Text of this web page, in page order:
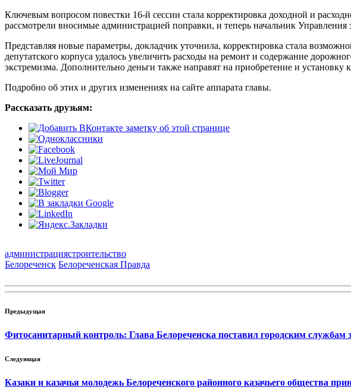
Ключевым вопросом повестки 16-й сессии стала корректировка доходной и
рассмотрели вносимые администрацией поправки, и теперь начальник
Представляя новые параметры, докладчик уточнила, корректировка стала
депутатского корпуса удалось увеличить расходы на ремонт и содержание
экстремизма. Дополнительно деньги также направят на приобретение и
Подробно об этих и других изменениях на сайте аппарата главы.
Рассказать друзьям:
администрациястроительство
Белореченск Белореченская Правда
Предыдущая
Фитосанитарный контроль: Глава Белореченска поставил городским службам
Следующая
Казаки и казачья молодежь Белореченского районного казачьего общества